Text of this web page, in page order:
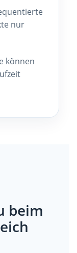
nur
können
beim